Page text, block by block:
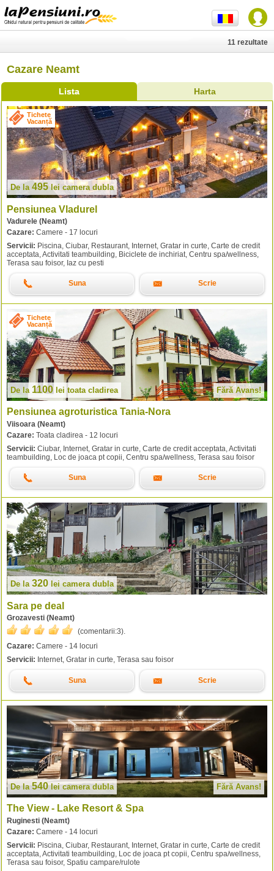
Cazare Neamt
Lista Harta
11 rezultate
Tichete
Vacanță
De la 495 lei camera dubla
Pensiunea Vladurel
Vadurele (Neamt)
Cazare: Camere - 17 locuri
Servicii: Piscina, Ciubar, Restaurant, Internet, Gratar in curte, Carte de credit
acceptata, Activitati teambuilding, Biciclete de inchiriat, Centru spa/wellness,
Terasa sau foisor, Iaz cu pesti
Suna Scrie
Tichete
Vacanță
De la 1100 lei toata cladirea Fără Avans!
Pensiunea agroturistica Tania-Nora
Viisoara (Neamt)
Cazare: Toata cladirea - 12 locuri
Servicii: Ciubar, Internet, Gratar in curte, Carte de credit acceptata, Activitati
teambuilding, Loc de joaca pt copii, Centru spa/wellness, Terasa sau foisor
Suna Scrie
De la 320 lei camera dubla
Sara pe deal
Grozavesti (Neamt)
(comentarii:3).
Cazare: Camere - 14 locuri
Servicii: Internet, Gratar in curte, Terasa sau foisor
Suna Scrie
De la540leicamera dubla Fără Avans!
The View - Lake Resort & Spa
Ruginesti (Neamt)
Cazare: Camere - 14 locuri
Servicii: Piscina, Ciubar, Restaurant, Internet, Gratar in curte, Carte de credit
acceptata, Activitati teambuilding, Loc de joaca pt copii, Centru spa/wellness,
Terasa sau foisor, Spatiu campare/rulote